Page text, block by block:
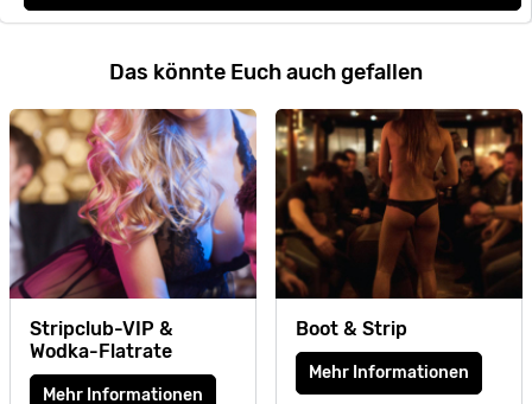
Das könnte Euch auch gefallen
Stripclub-VIP &
Wodka-Flatrate
Mehr Informationen
Boot & Strip
Mehr Informationen